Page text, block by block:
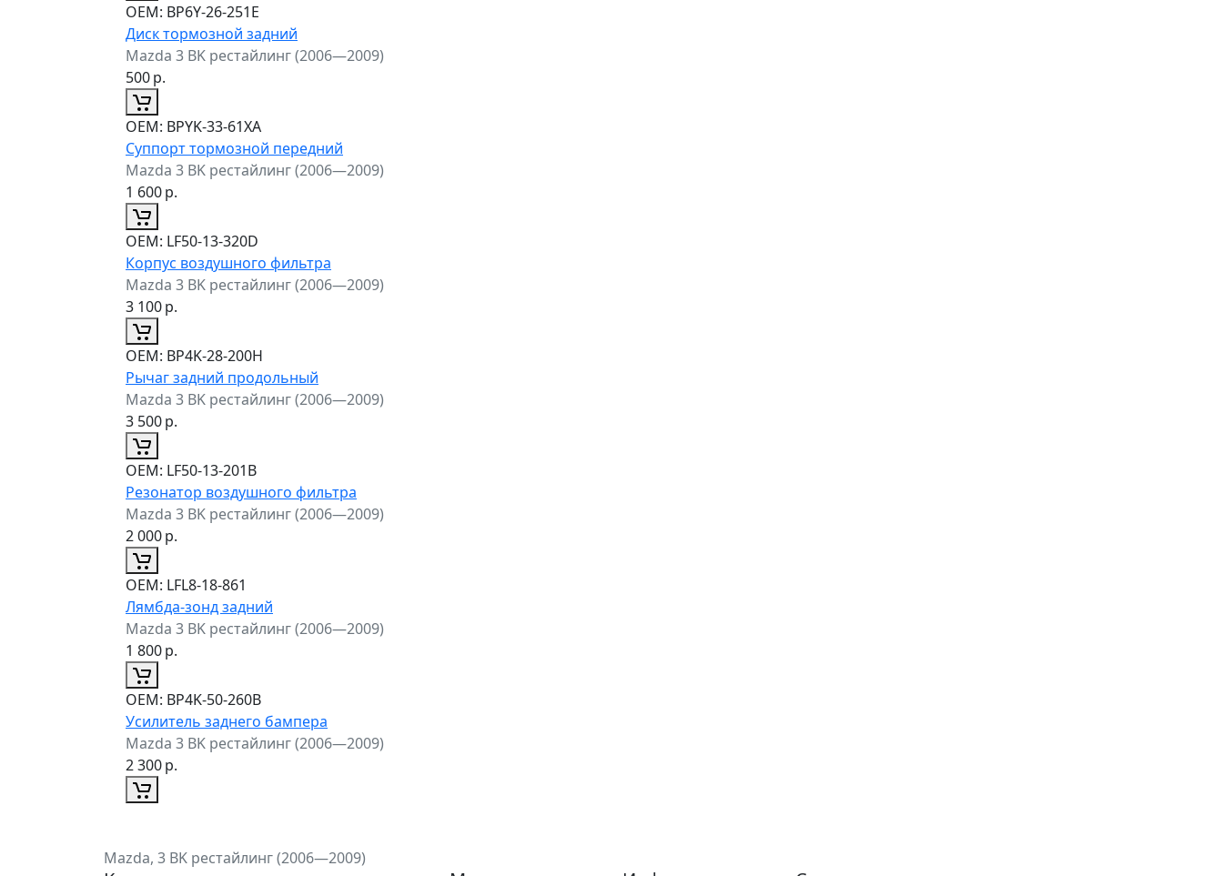
ОЕМ: BP6Y-26-251E
Диск тормозной задний
Mazda 3 BK рестайлинг (2006—2009)
500р.
ОЕМ: BPYK-33-61XA
Суппорт тормозной передний
Mazda 3 BK рестайлинг (2006—2009)
1 600р.
ОЕМ: LF50-13-320D
Корпус воздушного фильтра
Mazda 3 BK рестайлинг (2006—2009)
3 100р.
ОЕМ: BP4K-28-200H
Рычаг задний продольный
Mazda 3 BK рестайлинг (2006—2009)
3 500р.
ОЕМ: LF50-13-201B
Резонатор воздушного фильтра
Mazda 3 BK рестайлинг (2006—2009)
2 000р.
ОЕМ: LFL8-18-861
Лямбда-зонд задний
Mazda 3 BK рестайлинг (2006—2009)
1 800р.
ОЕМ: BP4K-50-260B
Усилитель заднего бампера
Mazda 3 BK рестайлинг (2006—2009)
2 300р.
Mazda, 3 BK рестайлинг (2006—2009)